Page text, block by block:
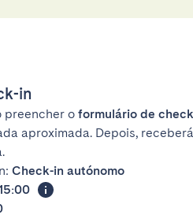
in
preencher o formulário de
aproximada. Depois,
Check-in autónomo